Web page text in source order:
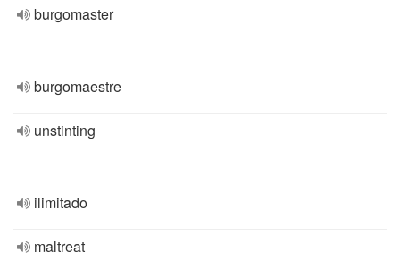
burgomaster
burgomaestre
unstinting
ilimitado
maltreat